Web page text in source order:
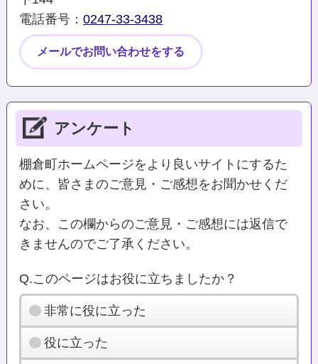
電話番号：0247-33-3438
メールでお問い合わせをする
アンケート
棚倉町ホームページをより良いサイトにするた
めに、皆さまのご意見・ご感想をお聞かせくだ
さい。
なお、この欄からのご意見・ご感想には返信で
きませんのでご了承ください。
Q.このページはお役に立ちましたか？
非常に役に立った
役に立った